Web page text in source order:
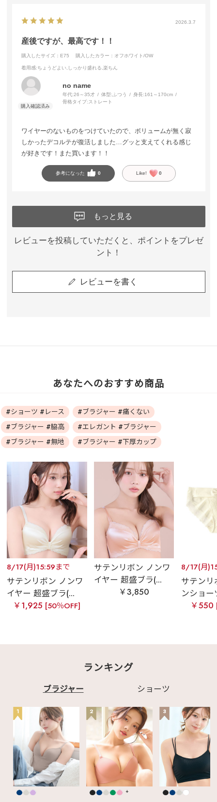
2026.3.7
産後ですが、最高です！！
購入したサイズ：E75 購入したカラー：オフホワイト/OW
着用感:ちょうどよい,しっかり盛れる,楽ちん
no name
年代:26～35才 体型: ふつう 身長:161～170cm
骨格タイプ: ストレート
ワイヤーのないものをつけていたので、ボリュームが無く寂
しかったデコルテが復活しました…グッと支えてくれる感じ
が好きです！また買います！！
参考になった 0 Like! 0
もっと見る
レビューを投稿していただくと、ポイントをプレゼ
ント！
レビューを書く
あなたへのおすすめ商品
#ショーツ #レース
#ブラジャー #痛くない
#ブラジャー #脇高
#エレガント #ブラジャー
#ブラジャー #無地
#ブラジャー #下厚カップ
8/17(月)15:59まで
サテンリボン ノンワ
イヤー 超盛ブラ(...
￥1,925 [50％OFF]
サテンリボン ノンワ
イヤー 超盛ブラ(...
￥3,850
8/17(月
サテンリ
ンショー
￥550
ランキング
ブラジャー ショーツ
1 2
+
3